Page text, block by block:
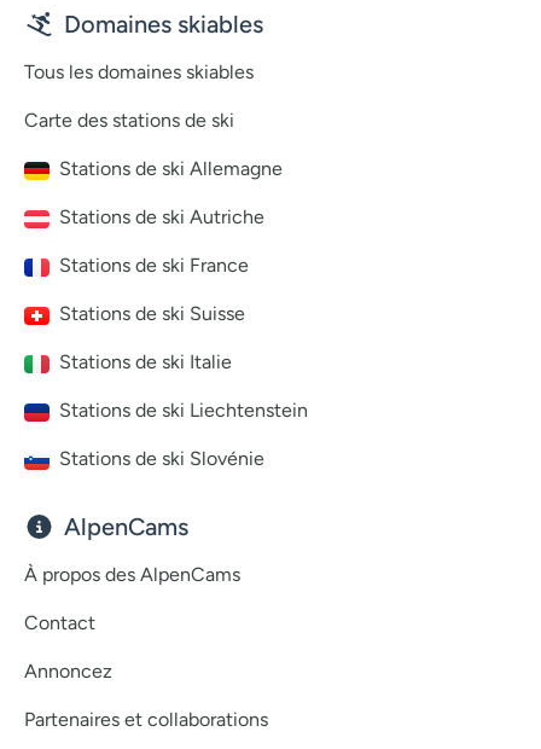
Domaines skiables
Tous les domaines skiables
Carte des stations de ski
Stations de ski Allemagne
Stations de ski Autriche
Stations de ski France
Stations de ski Suisse
Stations de ski Italie
Stations de ski Liechtenstein
Stations de ski Slovénie
AlpenCams
À propos des AlpenCams
Contact
Annoncez
Partenaires et collaborations